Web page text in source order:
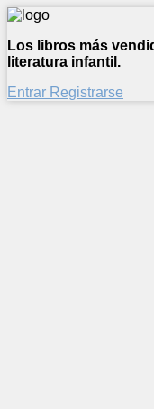
Los libros más
literatura infantil.
Entrar Registrarse